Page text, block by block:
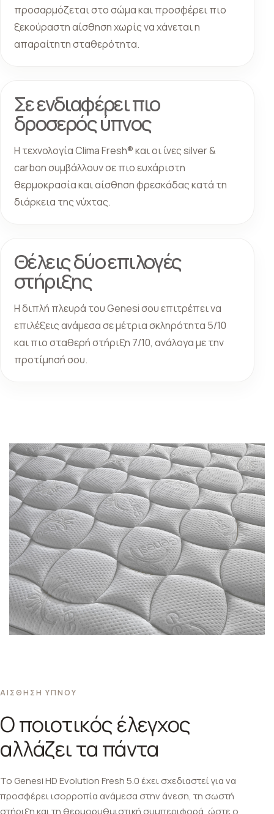
προσαρμόζεται στο σώμα και προσφέρει πιο
ξεκούραστη αίσθηση χωρίς να χάνεται η
απαραίτητη σταθερότητα.
Σε ενδιαφέρει πιο
δροσερός ύπνος
Η τεχνολογία Clima Fresh® και οι ίνες silver &
carbon συμβάλλουν σε πιο ευχάριστη
θερμοκρασία και αίσθηση φρεσκάδας κατά τη
διάρκεια της νύχτας.
Θέλεις δύο επιλογές
στήριξης
Η διπλή πλευρά του Genesi σου επιτρέπει να
επιλέξεις ανάμεσα σε μέτρια σκληρότητα 5/10
και πιο σταθερή στήριξη 7/10, ανάλογα με την
προτίμησή σου.
ΑΙΣΘΗΣΗ ΥΠΝΟΥ
Ο ποιοτικός έλεγχος
αλλάζει τα πάντα
Το Genesi HD Evolution Fresh 5.0 έχει σχεδιαστεί για να
προσφέρει ισορροπία ανάμεσα στην άνεση, τη σωστή
στήριξη και τη θερμορυθμιστική συμπεριφορά, ώστε ο